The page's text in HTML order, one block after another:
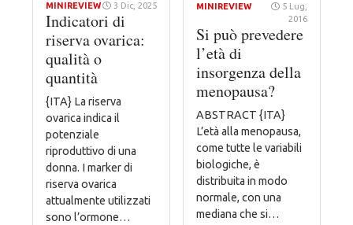
MINIREVIEW 3 Dic, 2025
Indicatori di
riserva ovarica:
qualità o
quantità
{ITA} La riserva
ovarica indica il
potenziale
riproduttivo di una
donna. I marker di
riserva ovarica
attualmente utilizzati
sono l’ormone…
MINIREVIEW
5 Lug,
2016
Si può prevedere
l’età di
insorgenza della
menopausa?
ABSTRACT {ITA}
L’età alla menopausa,
come tutte le variabili
biologiche, è
distribuita in modo
normale, con una
mediana che si…